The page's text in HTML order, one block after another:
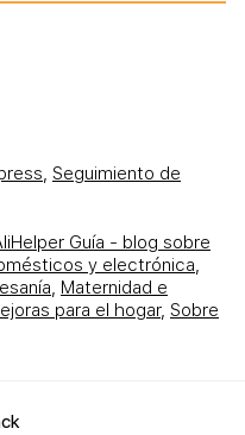
, Seguimiento de
Guía - blog sobre
y electrónica,
, Maternidad e
para el hogar, Sobre